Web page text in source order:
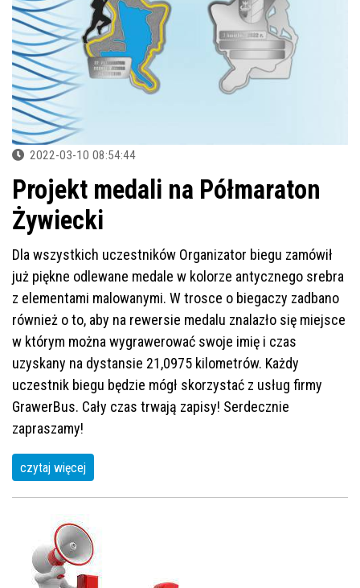
2022-03-10 08:54:44
Projekt medali na Półmaraton
Żywiecki
Dla wszystkich uczestników Organizator biegu zamówił
już piękne odlewane medale w kolorze antycznego srebra
z elementami malowanymi. W trosce o biegaczy zadbano
również o to, aby na rewersie medalu znalazło się miejsce
w którym można wygrawerować swoje imię i czas
uzyskany na dystansie 21,0975 kilometrów. Każdy
uczestnik biegu będzie mógł skorzystać z usług firmy
GrawerBus. Cały czas trwają zapisy! Serdecznie
zapraszamy!
czytaj więcej